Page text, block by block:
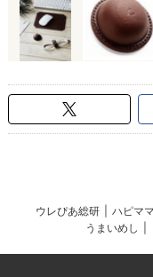
ウレぴあ総研 ハピマ
うまいめし